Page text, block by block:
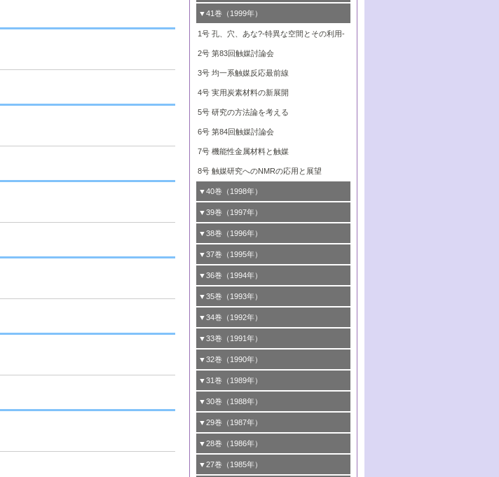
7号 触媒・化学反応における計算化学の進
歩
2：大学・研究所編
7号 『結晶の化学』を活かした触媒研究
8号 イオン液体の応用
7号 基礎化学品製造の触媒技術
8号 多機能型リアクター
6号 第96回触媒討論会
7号 未来型金属錯体触媒開発への展望
展開
触媒
4号 触媒研究の現状と将来─第90回触媒討論
会Aから
3号 触媒を利用した電気化学の新展開
4号 ナノ材料の調製と機能化
5号 こんな触媒が欲しい
6号 第90回触媒討論会
7号 触媒研究と学術雑誌/情報
8号 若い世代からみた触媒化学の現状と未
2号 第87回触媒討論会特集号
3号 生体触媒とバイオプロセス
4号 水素製造・利用の触媒化学
5号 触媒研究における新しい切り口：コン
か？
1号 触媒反応工学の明日を拓く
2号 第85回触媒討論会
3号 反応ダイナミクス
4号 超臨界流体の触媒反応への応用
5号 触媒のおもしろさをどのように伝える
8号 新しい反応性と機能性を目指した金属
クラスタ-化学
▼41巻（1999年）
1号 孔、穴、あな?-特異な空間とその利用-
2号 第83回触媒討論会
3号 均一系触媒反応最前線
4号 実用炭素材料の新展開
5号 研究の方法論を考える
6号 第84回触媒討論会
7号 機能性金属材料と触媒
8号 触媒研究へのNMRの応用と展望
▼40巻（1998年）
1号 創立40周年記念・触媒化学この10年の
媒学会この10年の歩みとこれから/創立40周
年記念・記録は語る
2号 第81回触媒討論会
3号 計算機触媒化学へのさそい
4号 触媒劣化の制御と予測
5号 最新の実用プロセスと触媒
6号 第82回触媒討論会
7号 ナノ構造体の化学
▼39巻（1997年）
1号 均一系と不均一系触媒反応-その特徴と
2号 第79回触媒討論会
3号 最新NO除去触媒の実用化研究
4号 新しい反応場を目指した触媒調製
5号 反応・分離技術の新しい展開
7号 無機―有機ハイブリッド材料の新展開
8号 AFMでみる世界
▼38巻（1996年）
1号 触媒の構造と触媒作用/C1化学を中心と
2号 第77回触媒討論会
3号 オリンピックメダル:金・銀・銅はどん
な触媒作用を示すか
4号 触媒作用における機能の複合化
5号 未来を拓け！若手研究者
6号 第78回触媒討論会
7号 ダイナミックな領域への触媒研究の展
開/C1化学を中心とする21世紀への触媒
▼37巻（1995年）
1号 ファインケミカルズと固体触媒
2号 第75回触媒討論会
3号 希土類を利用した触媒
4号 触媒とリサイクル
6号 第76回触媒討論会
7号 表面吸着相の新しい展開
8号 マイクロポーラス・クリスタル触媒の
最近の進歩
▼36巻（1994年）
1号 電気化学と触媒
2号 第73回触媒討論会
3号 C4化学の展開
4号 《通常号》
6号 第74回触媒討論会
7号 半導体光触媒の基礎と広がり
8号 最近話題の錯体触媒反応
▼35巻（1993年）
1号 工業触媒開発マニュアル―探索から工
2号 第71回触媒討論会
3号 研究開発のうらおもて―着想と展開
4号 触媒劣化と寿命の予測
5号 環境に優しい触媒
7号 クラスター化学とその周辺
8号 CO の化学的利用と触媒
▼34巻（1992年）
1号 インパクトを与えたこの研究
2号 第69回触媒討論会
3号 ケミカルズ合成触媒―新しい展開と応
用
4号 触媒調製の科学と技術の最前線
5号 形にこだわる触媒性能―外形，細孔構
造，表面形状から触媒・担体を考える
6号 第70回触媒討論会
▼33巻（1991年）
1号 触媒プロセス開発マニュアル―探索か
2号 第67回触媒討論会
3号 光触媒
4号 表面水素とバルク水素その触媒反応と
のかかわり
5号 生産プロセスにおける環境浄化
▼32巻（1990年）
1号 21世紀に向けて触媒研究の飛躍をめざ
2号 第65回触媒討論会
3号 有機金属化学の新しい展開と応用
4号 触媒プロセス開発マニュアル―探索か
ら工業化まで，知っておきたいこと
▼31巻（1989年）
1号 情報科学と反応設計・材料設計
2号 第63回触媒討論会
3号 くろもの処理触媒―最近の進歩
4号 不定比酸化物の構造，物性，触媒作用
▼30巻（1988年）
1号 《通常号》
2号 第61回触媒討論会
3号 C―H結合の活性化
▼29巻（1987年）
1号 1987触媒研究の動向と展望
2号 第59回触媒討論会
▼28巻（1986年）
1号 《通常号》
▼27巻（1985年）